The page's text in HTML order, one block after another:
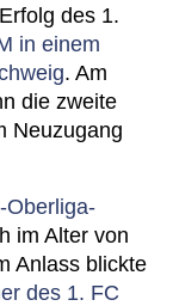
des 1.
in einem
. Am
die zweite
Neuzugang
Oberliga-
im Alter von
Anlass blickte
des 1. FC